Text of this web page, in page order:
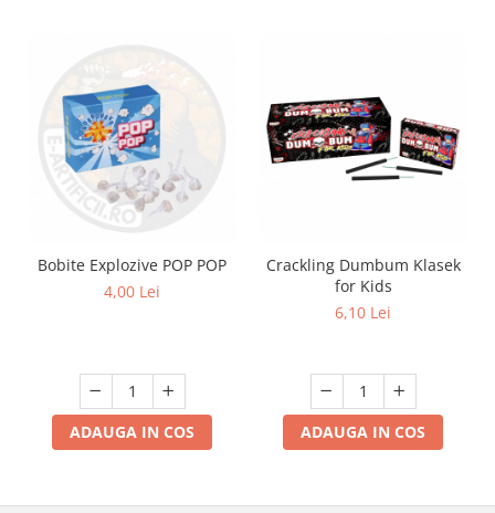
Bobite Explozive POP POP
4,00 Lei
ADAUGA IN COS
Crackling Dumbum Klasek
for Kids
6,10 Lei
ADAUGA IN COS